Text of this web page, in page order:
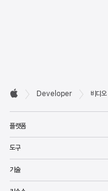
Developer
바닥글

Developer 비디오
플랫폼
도구
기술